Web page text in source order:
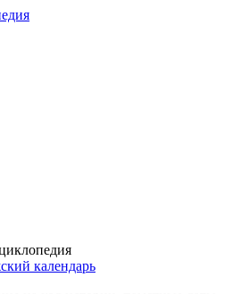
календарь